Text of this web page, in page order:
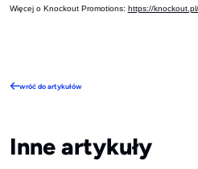
Więcej o Knockout Promotions: https://knockout.pl/
wróć do artykułów
Inne artykuły